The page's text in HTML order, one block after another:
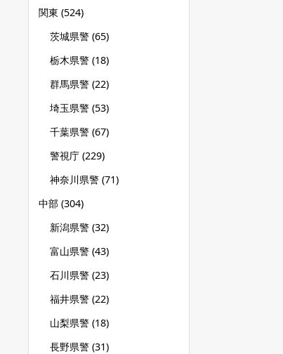
関東 (524)
茨城県警 (65)
栃木県警 (18)
群馬県警 (22)
埼玉県警 (53)
千葉県警 (67)
警視庁 (229)
神奈川県警 (71)
中部 (304)
新潟県警 (32)
富山県警 (43)
石川県警 (23)
福井県警 (22)
山梨県警 (18)
長野県警 (31)